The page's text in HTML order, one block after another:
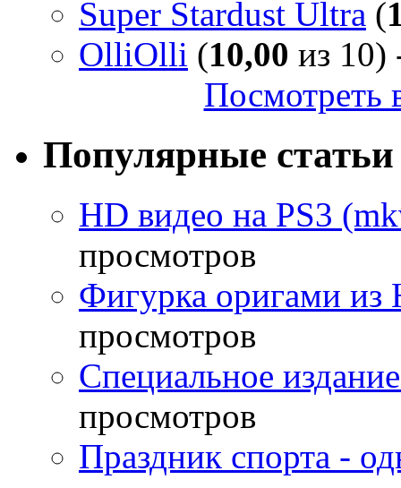
Super Stardust Ultra (
OlliOlli (10,00 из 10)
Посмотреть
Популярные статьи
HD видео на PS3
просмотров
Фигурка оригами из
просмотров
Специальное
просмотров
Праздник спорта -